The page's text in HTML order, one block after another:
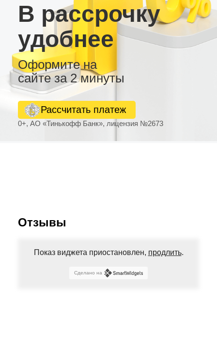
В рассрочку
удобнее
Оформите на
сайте за 2 минуты
0+, АО «Тинькофф Банк», лицензия №2673
Рассчитать платеж
Отзывы
Показ виджета приостановлен, продлить.
Сделано на